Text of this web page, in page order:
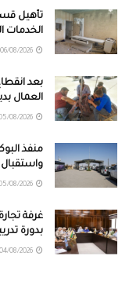
تأهيل
الخدمات
العمال
منفذ
واستقبال
غرفة
بدورة